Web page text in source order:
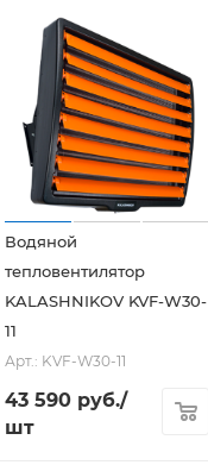
Водяной
тепловентилятор
KALASHNIKOV KVF-W30-
11
Арт.: KVF-W30-11
43 590 руб./
шт